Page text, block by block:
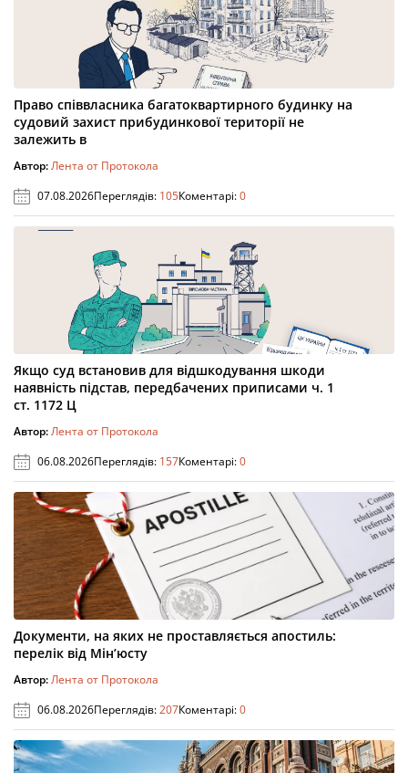
Право співвласника багатоквартирного будинку на
судовий захист прибудинкової території не
залежить в
Автор:Лента от Протокола
07.08.2026Переглядів: 105Коментарі:0
Якщо суд встановив для відшкодування шкоди
наявність підстав, передбачених приписами ч. 1
ст. 1172 Ц
Автор:Лента от Протокола
06.08.2026Переглядів: 157Коментарі:0
Документи, на яких не проставляється апостиль:
перелік від Мін’юсту
Автор:Лента от Протокола
06.08.2026Переглядів:207Коментарі:0